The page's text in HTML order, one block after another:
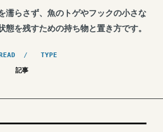
濡らさず、魚のトゲやフックの小さな
を残すための持ち物と置き方です。
TYPE
記事